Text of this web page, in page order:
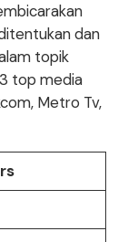
dan
topik
top media
Metro Tv,